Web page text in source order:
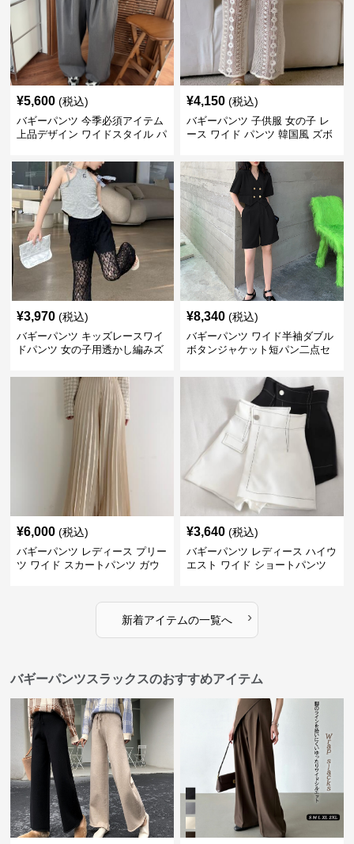
¥5,600 (税込)
バギーパンツ 今季必須アイテム
上品デザイン ワイドスタイル パ
¥4,150 (税込)
バギーパンツ 子供服 女の子 レ
ース ワイド パンツ 韓国風 ズボ
¥3,970 (税込)
バギーパンツ キッズレースワイ
ドパンツ 女の子用透かし編みズ
¥8,340 (税込)
バギーパンツ ワイド半袖ダブル
ボタンジャケット短パン二点セ
¥6,000 (税込)
バギーパンツ レディース プリー
ツ ワイド スカートパンツ ガウ
¥3,640 (税込)
バギーパンツ レディース ハイウ
エスト ワイド ショートパンツ
新着アイテムの一覧へ ›
バギーパンツスラックスのおすすめアイテム